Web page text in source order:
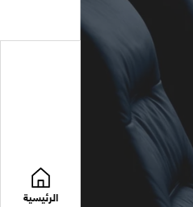
الرئيسية